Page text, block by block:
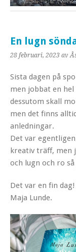
En lugn
28 februari, 2023 av
Sista dagen på
men jobbat en hel
dessutom skall
men det finns
anledningar.
Det var
kreativ träff, men
och lugn och ro
Det var en fin
Maja Lunde.